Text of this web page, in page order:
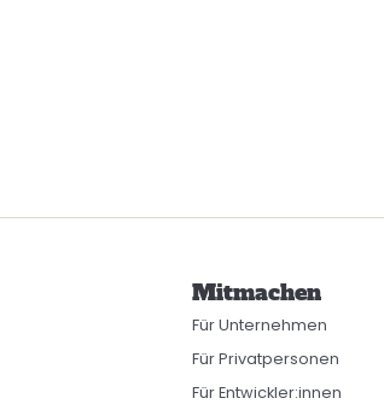
Mitmachen
Für Unternehmen
Für Privatpersonen
Für Entwickler:innen